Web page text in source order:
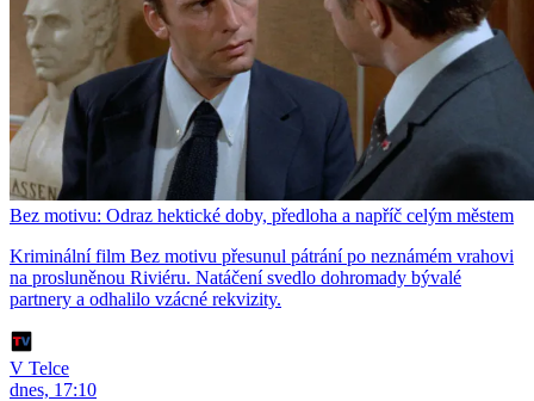
Bez motivu: Odraz hektické doby, předloha a napříč celým městem
Kriminální film Bez motivu přesunul pátrání po neznámém vrahovi
na prosluněnou Riviéru. Natáčení svedlo dohromady bývalé
partnery a odhalilo vzácné rekvizity.
V Telce
dnes, 17:10